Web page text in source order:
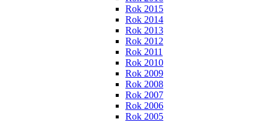
Rok 2015
Rok 2014
Rok 2013
Rok 2012
Rok 2011
Rok 2010
Rok 2009
Rok 2008
Rok 2007
Rok 2006
Rok 2005